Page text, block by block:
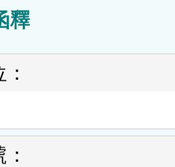
釋